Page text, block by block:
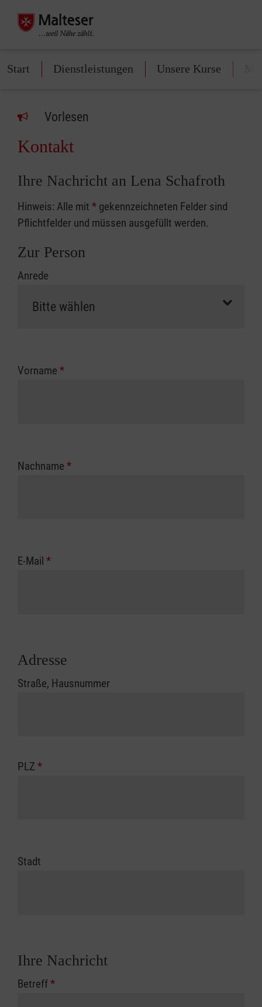
Start Dienstleistungen Unsere Kurse
Vorlesen
Kontakt
Ihre Nachricht an Lena Schafroth
Hinweis: Alle mit * gekennzeichneten Felder sind
Pflichtfelder und müssen ausgefüllt werden.
Zur Person
Anrede
Vorname *
Nachname *
E-Mail *
Adresse
Straße, Hausnummer
PLZ *
Stadt
Ihre Nachricht
Betreff*